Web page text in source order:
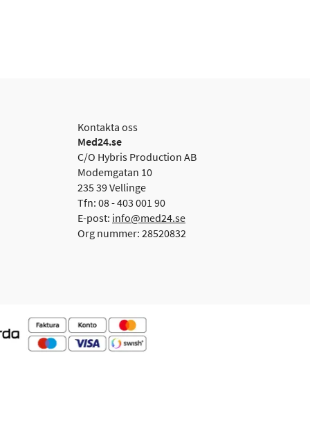
Kontakta oss
Med24.se
C/O Hybris Production AB
Modemgatan 10
235 39 Vellinge
Tfn: 08 - 403 001 90
E-post: info@med24.se
Org nummer: 28520832